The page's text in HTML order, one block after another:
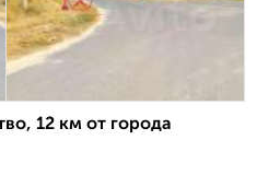
12 км от города